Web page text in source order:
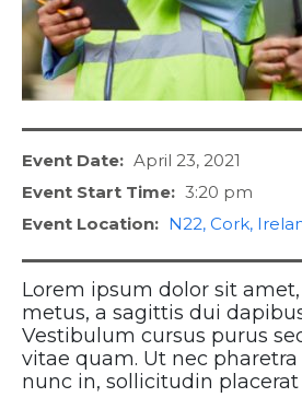
Event Date: April 23, 2021
Event Start Time: 3:20 pm
Event Location: N22, Cork,
Lorem ipsum dolor sit
metus, a sagittis dui
Vestibulum cursus purus
vitae quam. Ut nec
nunc in, sollicitudin